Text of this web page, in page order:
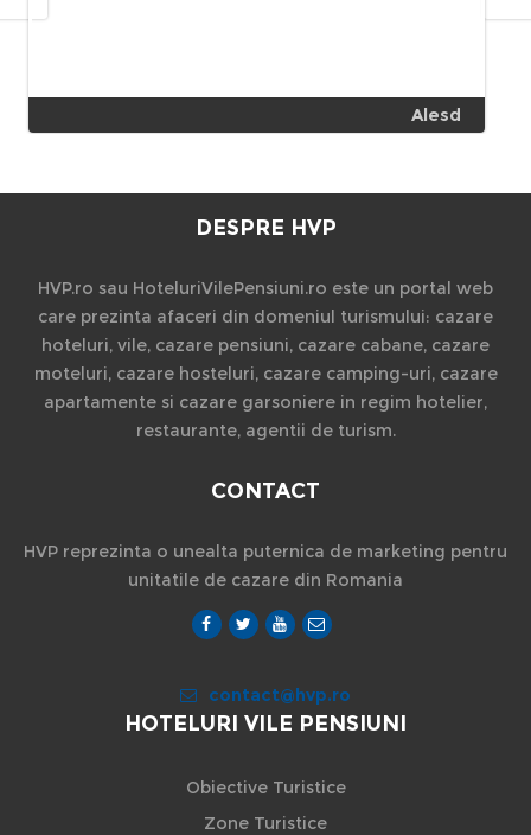
Alesd
DESPRE HVP
HVP.ro sau HoteluriVilePensiuni.ro este un portal web
care prezinta afaceri din domeniul turismului: cazare
hoteluri, vile, cazare pensiuni, cazare cabane, cazare
moteluri, cazare hosteluri, cazare camping-uri, cazare
apartamente si cazare garsoniere in regim hotelier,
restaurante, agentii de turism.
CONTACT
HVP reprezinta o unealta puternica de marketing pentru
unitatile de cazare din Romania
contact@hvp.ro
HOTELURI VILE PENSIUNI
Obiective Turistice
Zone Turistice